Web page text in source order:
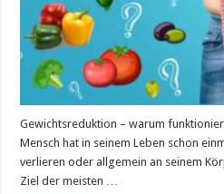
Gewichtsreduktion – warum
Mensch hat in seinem Leben schon
verlieren oder allgemein an seinem
Ziel der meisten …